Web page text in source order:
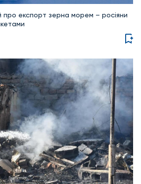
про експорт зерна морем – росіяни